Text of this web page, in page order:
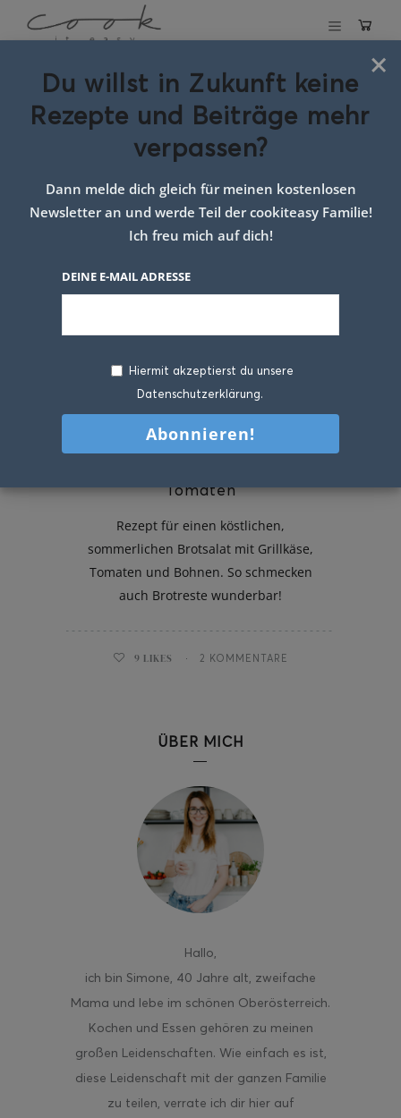
Schlagwort:
Brotsalat mit
käse
Tomaten
Rezept für einen köstlichen,
sommerlichen Brotsalat mit Grillkäse,
Tomaten und Bohnen. So schmecken
auch Brotreste wunderbar!
9 LIKES 2 KOMMENTARE
ÜBER MICH
Hallo,
ich bin Simone, 40 Jahre alt, zweifache
Mama und lebe im schönen Oberösterreich.
Kochen und Essen gehören zu meinen
großen Leidenschaften. Wie einfach es ist,
diese Leidenschaft mit der ganzen Familie
zu teilen, verrate ich dir hier auf
×
Du willst in Zukunft keine
Rezepte und Beiträge mehr
verpassen?
Dann melde dich gleich für meinen kostenlosen
Newsletter an und werde Teil der cookiteasy Familie!
Ich freu mich auf dich!
DEINE E-MAIL ADRESSE
Hiermit akzeptierst du unsere
Datenschutzerklärung.